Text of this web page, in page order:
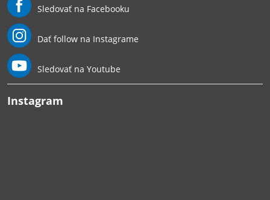
Sledovať na Facebooku
Dať follow na Instagrame
Sledovať na Youtube
Instagram